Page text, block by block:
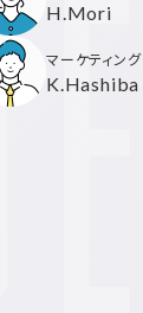
H.Mori
マーケティング
K.Hashiba